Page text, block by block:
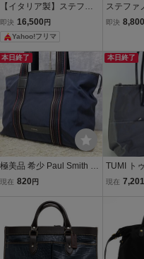
【イタリア製】ステファ
ノマーノ 2WAY ビジネス
バッグ トートバッグ ショ
ルダーバッグ ネイビー A4
可 ナイロン メンズ
即決 16,500 円
Yahoo!フリマ
ステファ
NO
即決 8,800
本日終了
極美品 希少 Paul Smith ポ
ールスミス トートバッグ
ネイビー PC A4収納可 マ
ルチストライプ 大容量 肩
掛け可
現在 820 円
本日終了
TUMI ト
ナイロン
ン ビジネ
現在 7,201